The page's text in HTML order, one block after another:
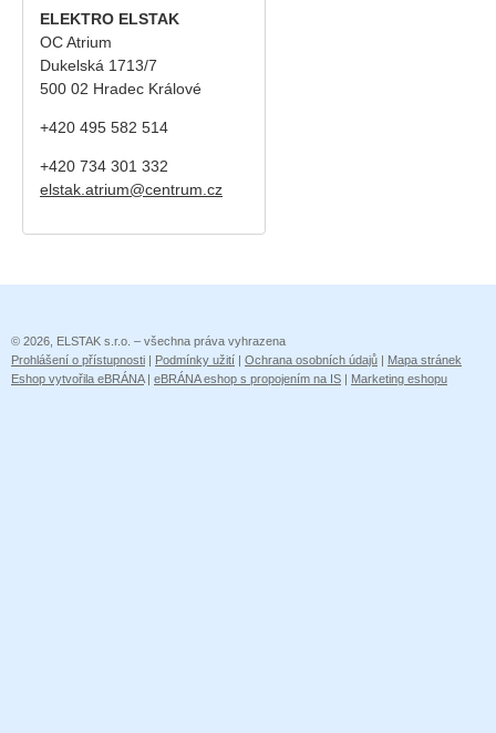
ELEKTRO ELSTAK
OC Atrium
Dukelská 1713/7
500 02 Hradec Králové
+420 495 582 514
+420 734 301 332
elstak.atrium@centrum.cz
© 2026, ELSTAK s.r.o. – všechna práva vyhrazena
Prohlášení o přístupnosti | Podmínky užití | Ochrana osobních údajů | Mapa stránek
Eshop vytvořila eBRÁNA| eBRÁNA eshop s propojením na IS | Marketing eshopu